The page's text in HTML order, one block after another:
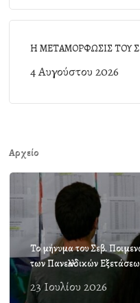
Η ΜΕΤΑΜΟΡΦΩΣΙΣ ΤΟΥ
4 Αυγούστου 2026
Αρχείο
Το μήνυμα του Σεβ.
των Πανελλαδικών
23 Ιουλίου 2026